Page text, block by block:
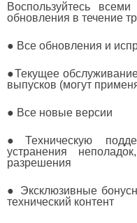
Воспользуйтесь
обновления в течение
● Все обновления и
●Текущее
выпусков (могут
● Все новые версии
●Техническую
устранения
разрешения
● Эксклюзивные
технический контент